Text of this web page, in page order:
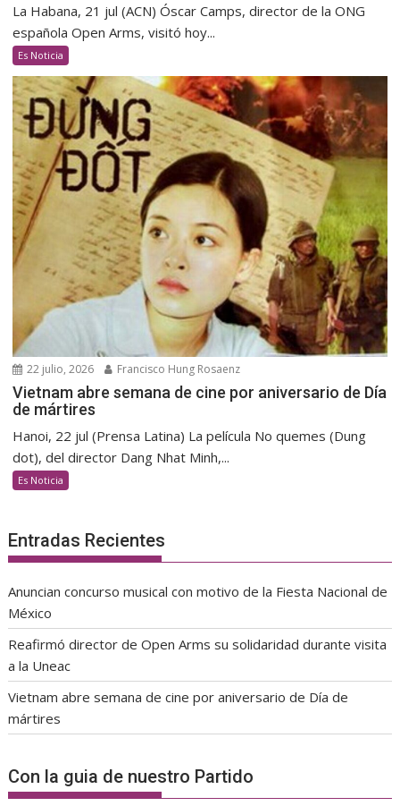
La Habana, 21 jul (ACN) Óscar Camps, director de la ONG
española Open Arms, visitó hoy...
Es Noticia
22 julio, 2026 Francisco Hung Rosaenz
Vietnam abre semana de cine por aniversario de Día
de mártires
Hanoi, 22 jul (Prensa Latina) La película No quemes (Dung
dot), del director Dang Nhat Minh,...
Es Noticia
Entradas Recientes
Anuncian concurso musical con motivo de la Fiesta Nacional de
México
Reafirmó director de Open Arms su solidaridad durante visita
a la Uneac
Vietnam abre semana de cine por aniversario de Día de
mártires
Con la guia de nuestro Partido